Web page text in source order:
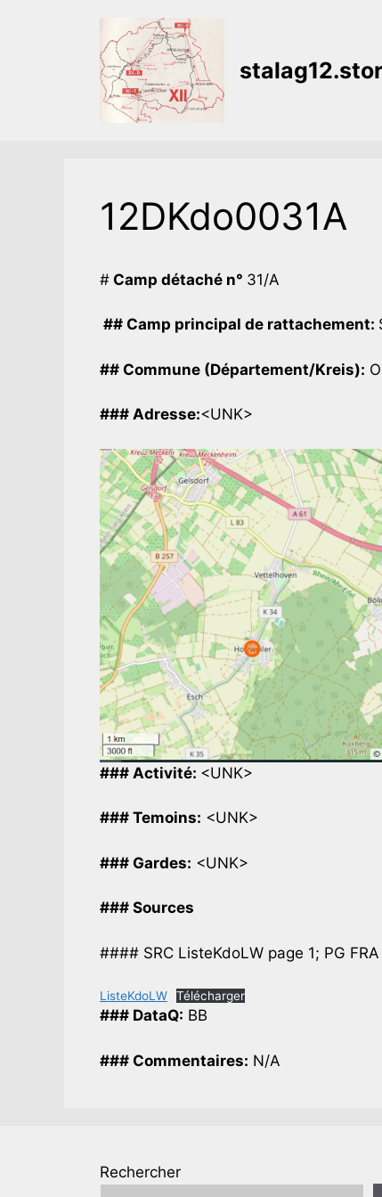
12DKdo0031A
# Camp détaché n° 31/A
## Camp principal de rattachement:
## Commune (Département/Kreis):
### Adresse:<UNK>
### Activité: <UNK>
### Temoins: <UNK>
### Gardes: <UNK>
### Sources
#### SRC ListeKdoLW page 1; PG FRA
ListeKdoLW Télécharger
### DataQ: BB
### Commentaires: N/A
Rechercher